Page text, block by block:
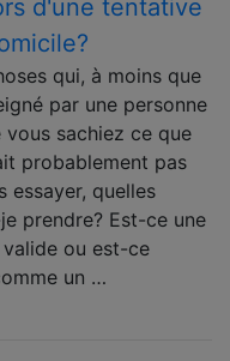
d'une tentative
qui, à moins que
par une personne
sachiez ce que
probablement pas
essayer, quelles
prendre? Est-ce une
ou est-ce
un …